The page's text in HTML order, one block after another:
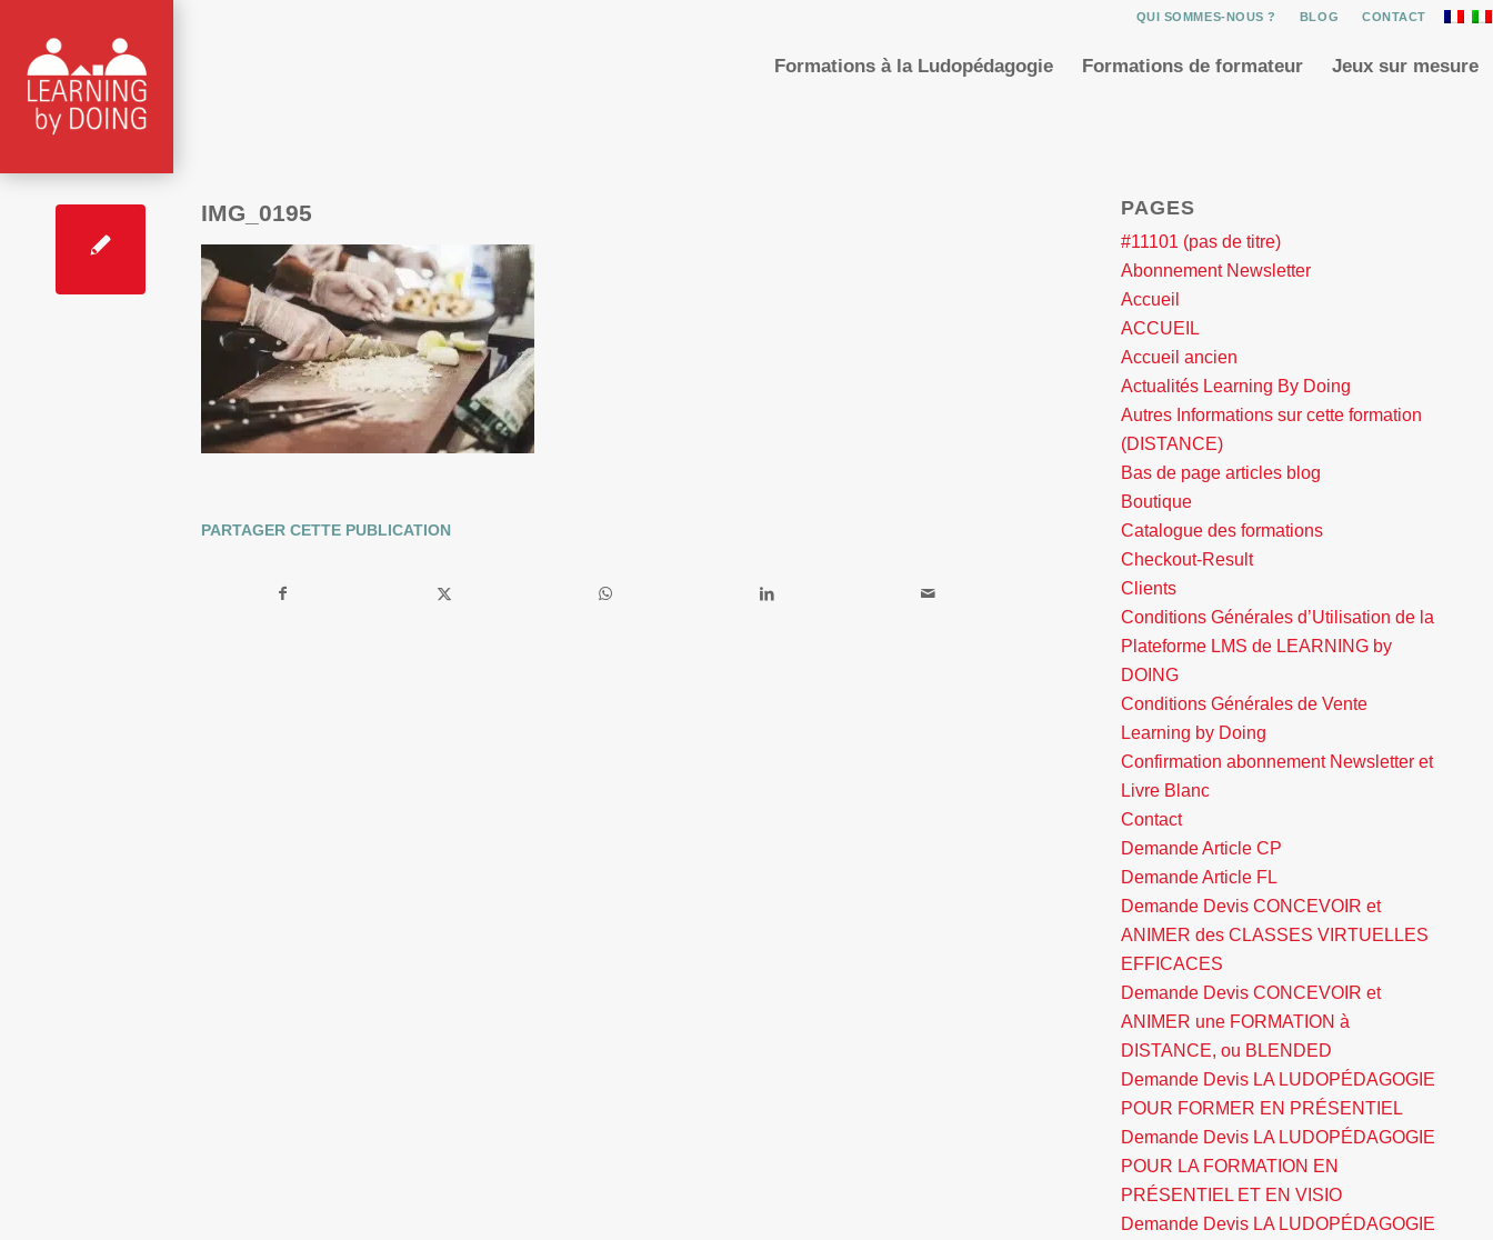
QUI SOMMES-NOUS ? BLOG CONTACT
Formations à la Ludopédagogie Formations de formateur Jeux sur mesure
IMG_0195
PARTAGER CETTE PUBLICATION
PAGES
#11101 (pas de titre)
Abonnement Newsletter
Accueil
ACCUEIL
Accueil ancien
Actualités Learning By Doing
Autres Informations sur cette formation
(DISTANCE)
Bas de page articles blog
Boutique
Catalogue des formations
Checkout-Result
Clients
Conditions Générales d’Utilisation de la
Plateforme LMS de LEARNING by
DOING
Conditions Générales de Vente
Learning by Doing
Confirmation abonnement Newsletter et
Livre Blanc
Contact
Demande Article CP
Demande Article FL
Demande Devis CONCEVOIR et
ANIMER des CLASSES VIRTUELLES
EFFICACES
Demande Devis CONCEVOIR et
ANIMER une FORMATION à
DISTANCE, ou BLENDED
Demande Devis LA LUDOPÉDAGOGIE
POUR FORMER EN PRÉSENTIEL
Demande Devis LA LUDOPÉDAGOGIE
POUR LA FORMATION EN
PRÉSENTIEL ET EN VISIO
Demande Devis LA LUDOPÉDAGOGIE